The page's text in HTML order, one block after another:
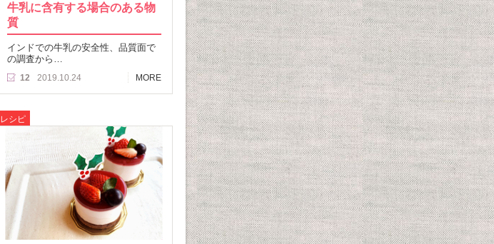
牛乳に含有する場合のある物
質
インドでの牛乳の安全性、品質面で
の調査から…
12 2019.10.24 MORE
レシピ